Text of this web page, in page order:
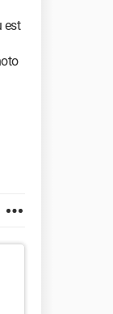
est